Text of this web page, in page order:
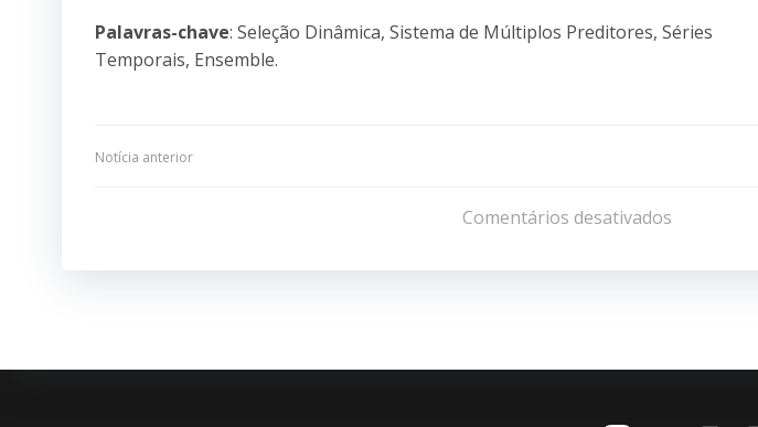
Palavras-chave: Seleção Dinâmica, Sistema de Múltiplos Preditores, Séries
Temporais, Ensemble.
Navegação
Post
Notícia anterior
de
Post
Comentários desativados